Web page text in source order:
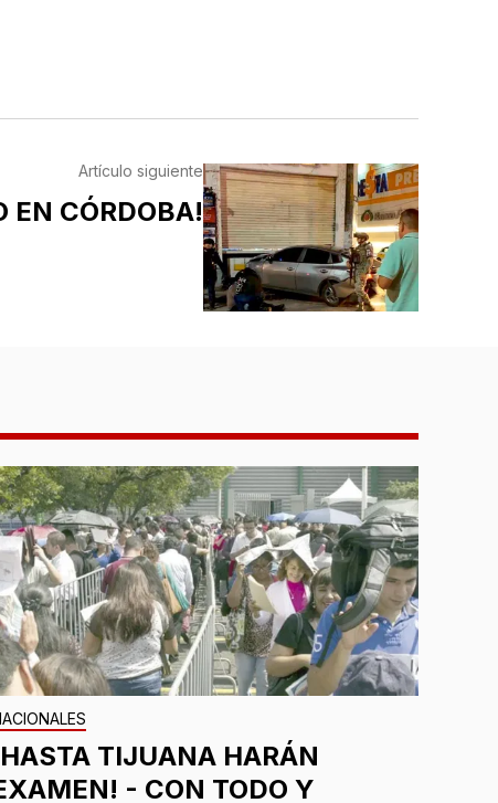
Artículo siguiente
EN CÓRDOBA!
TIJUANA HARÁN
- CON TODO Y